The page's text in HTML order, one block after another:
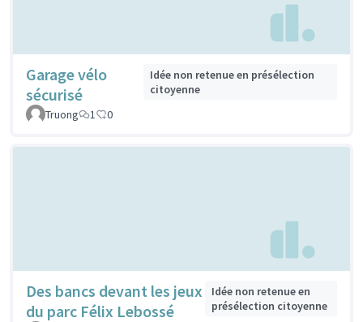
Garage vélo
sécurisé
Idée non retenue en présélection
citoyenne
Truong
1 0
Des bancs devant les jeux
du parc Félix Lebossé
Idée non retenue en
présélection citoyenne